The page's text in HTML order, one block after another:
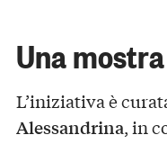
Una
L’iniziativa è
Alessandrina, in